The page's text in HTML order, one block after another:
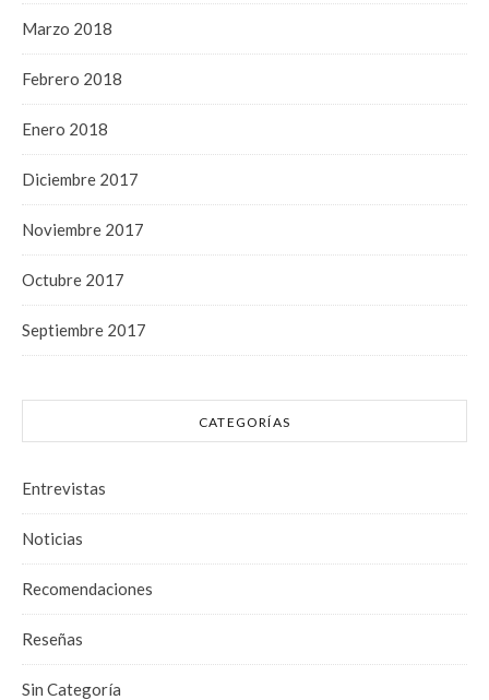
Marzo 2018
Febrero 2018
Enero 2018
Diciembre 2017
Noviembre 2017
Octubre 2017
Septiembre 2017
CATEGORÍAS
Entrevistas
Noticias
Recomendaciones
Reseñas
Sin Categoría